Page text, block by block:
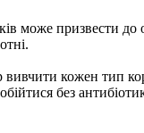
може призвести
кожен тип
без